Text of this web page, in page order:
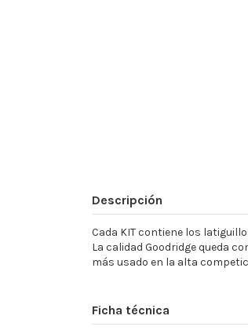
Descripción
Cada KIT contiene los
La calidad Goodridge queda
más usado en la alta
Ficha técnica